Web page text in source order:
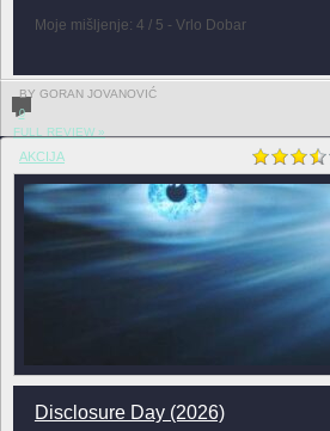
Moje mišljenje: 4 / 5 - Vrlo Dobar
BY GORAN JOVANOVIĆ
0
FULL REVIEW »
AKCIJA
Disclosure Day (2026)